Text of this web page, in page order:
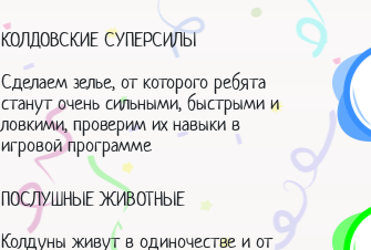
КОЛДОВСКИЕ СУПЕРСИЛЫ
Сделаем зелье, от которого ребята
станут очень сильными, быстрыми и
ловкими, проверим их навыки в
игровой программе
ПОСЛУШНЫЕ ЖИВОТНЫЕ
Колдуны живут в одиночестве и от